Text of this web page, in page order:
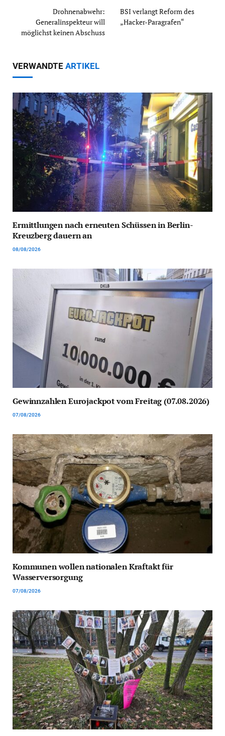
Drohnenabwehr:
Generalinspekteur will
möglichst keinen Abschuss
BSI verlangt Reform des
„Hacker-Paragrafen“
VERWANDTE ARTIKEL
Ermittlungen nach erneuten Schüssen in Berlin-
Kreuzberg dauern an
08/08/2026
Gewinnzahlen Eurojackpot vom Freitag (07.08.2026)
07/08/2026
Kommunen wollen nationalen Kraftakt für
Wasserversorgung
07/08/2026